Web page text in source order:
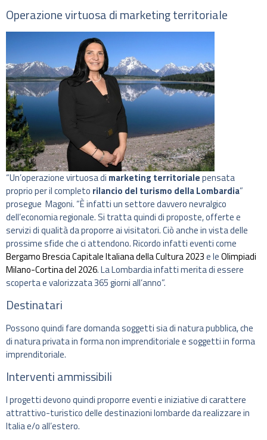
Operazione virtuosa di marketing territoriale
“Un’operazione virtuosa di marketing territorialepensata
proprio per il completo rilancio del turismo della Lombardia”
prosegue Magoni. “È infatti un settore davvero nevralgico
dell’economia regionale. Si tratta quindi di proposte, offerte e
servizi di qualità da proporre ai visitatori. Ciò anche in vista delle
prossime sfide che ci attendono. Ricordo infatti eventi come
Bergamo Brescia Capitale Italiana della Cultura 2023e leOlimpiadi
Milano-Cortina del 2026. La Lombardia infatti merita di essere
scoperta e valorizzata 365 giorni all’anno”.
Destinatari
Possono quindi fare domanda soggetti sia di natura pubblica, che
di natura privata in forma non imprenditoriale e soggetti in forma
imprenditoriale.
Interventi ammissibili
I progetti devono quindi proporre eventi e iniziative di carattere
attrattivo-turistico delle destinazioni lombarde da realizzare in
Italia e/o all’estero.